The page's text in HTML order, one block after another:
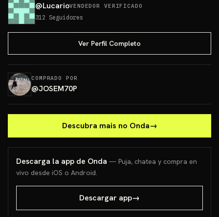
@LucarioVENDEDOR VERIFICADO
312 Seguidores
Ver Perfil Completo
COMPRADO POR
@JOSEM70P
Descubra mais no Onda→
Descarga la app de Onda — Puja, chatea y compra en
vivo desde iOS o Android.
Descargar app→